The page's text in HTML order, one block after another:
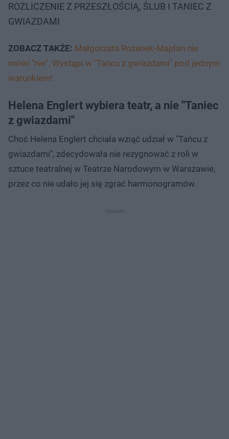
ROZLICZENIE Z PRZESZŁOŚCIĄ, ŚLUB I TANIEC Z
GWIAZDAMI
ZOBACZ TAKŻE: Małgorzata Rozenek-Majdan nie
mówi "nie". Wystąpi w "Tańcu z gwiazdami" pod jednym
warunkiem!
Helena Englert wybiera teatr, a nie "Taniec
z gwiazdami"
Choć Helena Englert chciała wziąć udział w "Tańcu z
gwiazdami", zdecydowała nie rezygnować z roli w
sztuce teatralnej w Teatrze Narodowym w Warszawie,
przez co nie udało jej się zgrać harmonogramów.